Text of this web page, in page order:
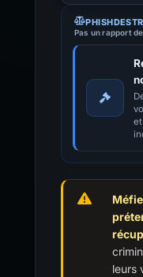
Pas un rapport
leurs